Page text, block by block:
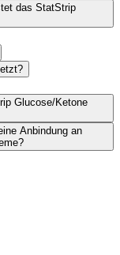
das StatStrip
Glucose/Ketone
Anbindung an